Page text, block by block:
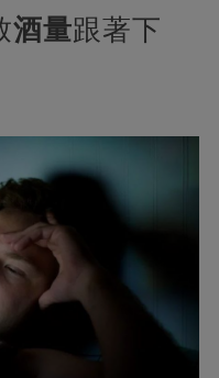
酒量跟著下